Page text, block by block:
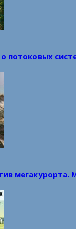
потоковых
мегакурорта.